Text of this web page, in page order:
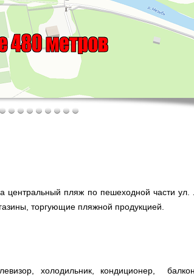
центральный пляж по пешеходной части
торгующие пляжной продукцией.
холодильник, кондиционер,